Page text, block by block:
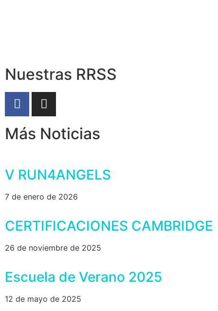
Nuestras RRSS
Más Noticias
V RUN4ANGELS
7 de enero de 2026
CERTIFICACIONES CAMBRIDGE
26 de noviembre de 2025
Escuela de Verano 2025
12 de mayo de 2025